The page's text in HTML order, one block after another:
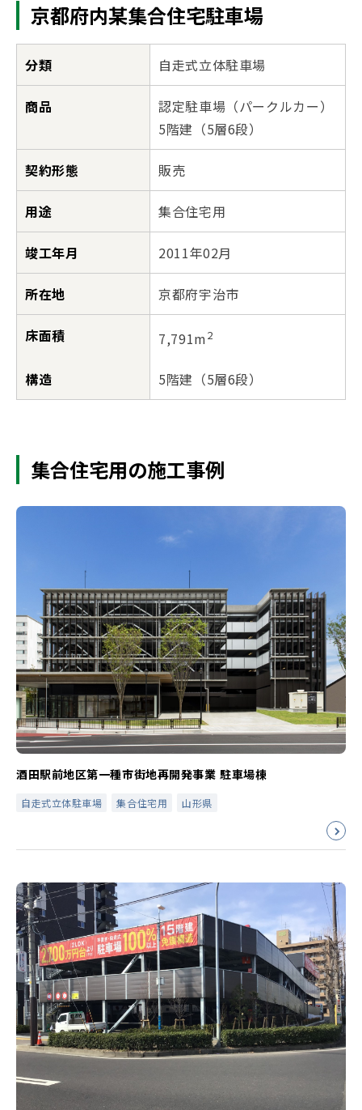
京都府内某集合住宅駐車場
分類 自走式立体駐車場
商品
認定駐車場（パークルカー）
5階建（5層6段）
契約形態 販売
用途 集合住宅用
竣工年月 2011年02月
所在地 京都府宇治市
床面積 7,791m2
構造 5階建（5層6段）
集合住宅用の施工事例
酒田駅前地区第一種市街地再開発事業 駐車場棟
自走式立体駐車場 集合住宅用 山形県